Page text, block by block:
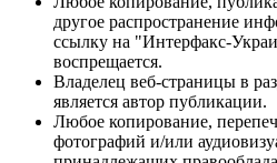
другое распространение
ссылку на "Интерфакс-
воспрещается.
Владелец веб-страницы в
является автор публикации.
Любое копирование,
фотографий и/или